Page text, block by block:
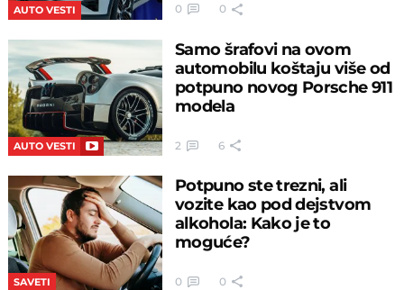
AUTO VESTI 0 0
AUTO VESTI
Samo šrafovi na ovom
automobilu koštaju više od
potpuno novog Porsche 911
modela
2 6
SAVETI
Potpuno ste trezni, ali
vozite kao pod dejstvom
alkohola: Kako je to
moguće?
0 0